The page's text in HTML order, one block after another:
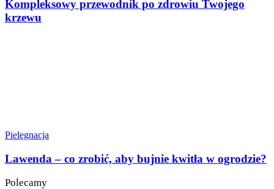
Kompleksowy przewodnik po zdrowiu Twojego
krzewu
Pielęgnacja
Lawenda – co zrobić, aby bujnie kwitła w ogrodzie?
Polecamy